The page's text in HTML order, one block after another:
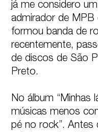
já me considero
admirador de MPB
formou banda de
recentemente,
de discos de São
Preto.
No álbum “Minhas
músicas menos
pé no rock”. Antes